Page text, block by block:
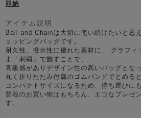
即納
アイテム説明
Ball and Chainは大切に使い続けたいと思
ョッピングバッグです。
耐久性、撥水性に優れた素材に、 グラフィ
ま「刺繍」で施すことで、
高級感がありデザイン性の高いバッグとな
丸く折りたたみ付属のゴムバンドでとめる
コンパクトサイズになるため、持ち運びに
普段のお買い物はもちろん、エコなプレゼ
す。